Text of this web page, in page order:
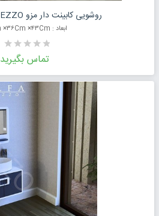
روشویی کابینت دار مزو MEZZO مدل AF-022
ابعاد : ۸۰Cm ×۳۶Cm ×۴۳Cm
تماس بگیرید